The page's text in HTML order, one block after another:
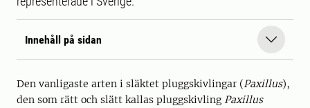
Innehåll på sidan
Den vanligaste arten i släktet pluggskivlingar (Paxillus),
den som rätt och slätt kallas pluggskivlingPaxillus